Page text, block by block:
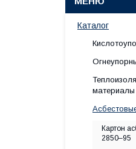
Каталог
материалы
Картон
2850–95